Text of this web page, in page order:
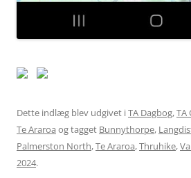
Dette indlæg blev udgivet iTA Dagbog,TA
Te Araroa og tagget Bunnythorpe,
Palmerston North,Te Araroa,Thruhike,
2024.